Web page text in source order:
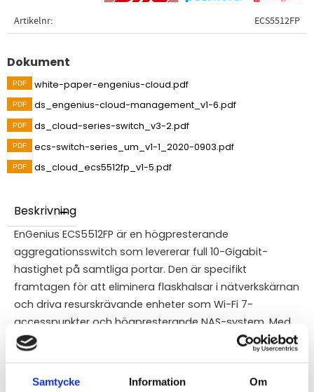
Samtycke Information Om
Artikelnr ECS5512FP
Dokument
white-paper-engenius-cloud.pdf
ds_engenius-cloud-management_v1-6.pdf
ds_cloud-series-switch_v3-2.pdf
ecs-switch-series_um_v1-1_2020-0903.pdf
ds_cloud_ecs5512fp_v1-5.pdf
Beskrivning
EnGenius ECS5512FP är en högpresterande
aggregationsswitch som levererar full 10-Gigabit-
hastighet på samtliga portar. Den är specifikt
framtagen för att eliminera flaskhalsar i nätverkskärnan
och driva resurskrävande enheter som Wi-Fi 7-
accesspunkter och högpresterande NAS-system. Med
åtta 10G Base-T-portar som stöder PoE++ (upp till 90W
erbjuds en extremt kraftfull länkning mellan olika